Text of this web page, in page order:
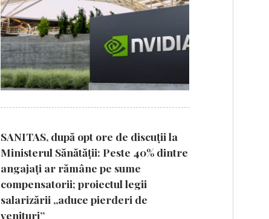
SANITAS, după opt ore de discuții la
Ministerul Sănătății: Peste 40% dintre
angajați ar rămâne pe sume
compensatorii; proiectul legii
salarizării „aduce pierderi de
venituri”